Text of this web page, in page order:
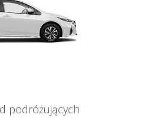
podróżujących